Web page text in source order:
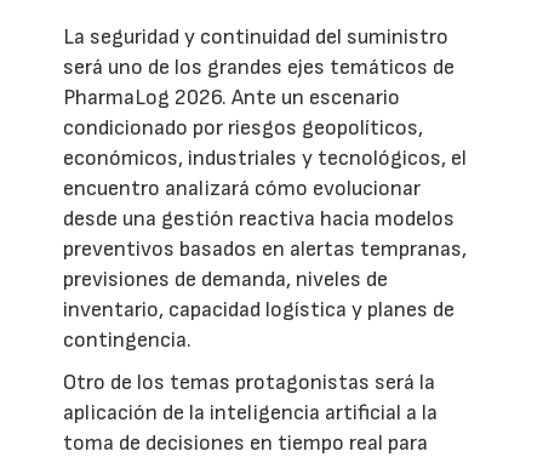
La seguridad y continuidad del suministro
será uno de los grandes ejes temáticos de
PharmaLog 2026. Ante un escenario
condicionado por riesgos geopolíticos,
económicos, industriales y tecnológicos, el
encuentro analizará cómo evolucionar
desde una gestión reactiva hacia modelos
preventivos basados en alertas tempranas,
previsiones de demanda, niveles de
inventario, capacidad logística y planes de
contingencia.
Otro de los temas protagonistas será la
aplicación de la inteligencia artificial a la
toma de decisiones en tiempo real para